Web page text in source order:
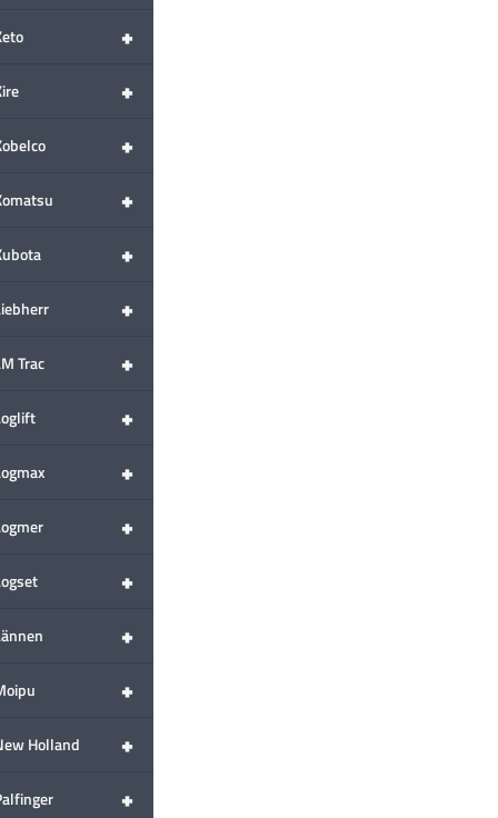
+
+
+
+
+
+
+
Trac
+
+
+
+
+
+
+
Holland
+